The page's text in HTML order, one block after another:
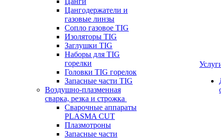
Цангодержатели и
газовые линзы
Сопло газовое TIG
Изоляторы TIG
Заглушки TIG
Наборы для TIG
горелки
Головки TIG горелок
Запасные части TIG
Воздушно-плазменная
сварка, резка и строжка
Сварочные аппараты
PLASMA CUT
Плазмотроны
Запасные части